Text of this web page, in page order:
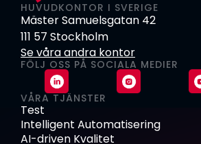
HUVUDKONTOR I SVERIGE
Mäster Samuelsgatan 42
111 57 Stockholm
Se våra andra kontor
FÖLJ OSS PÅ SOCIALA MEDIER
VÅRA TJÄNSTER
Test
Intelligent Automatisering
AI-driven Kvalitet